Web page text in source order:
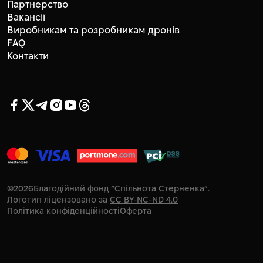
Партнерство
Вакансії
Виробникам та розробникам дронів
FAQ
Контакти
©2026Благодійний фонд “Спільнота Стерненка”.
Логотип ліцензовано за CC BY-NC-ND 4.0
Політика конфіденційностіОферта